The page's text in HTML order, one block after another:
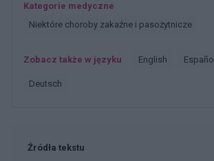
Kategorie medyczne
Niektóre choroby zakaźne i pasożytnicze
Zobacz także w języku english español
deutsch
Źródła tekstu